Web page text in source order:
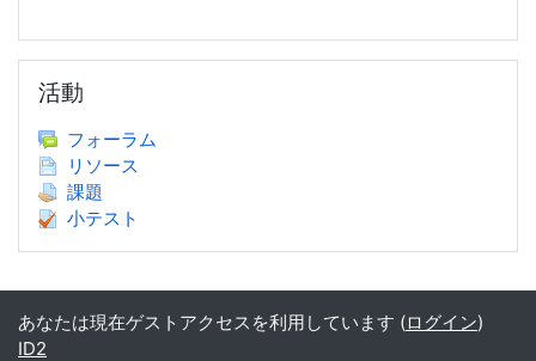
活動
フォーラム
リソース
課題
小テスト
あなたは現在ゲストアクセスを利用しています (ログイン)
ID2